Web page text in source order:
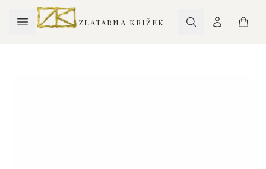
ZLATARNA KRIŽEK